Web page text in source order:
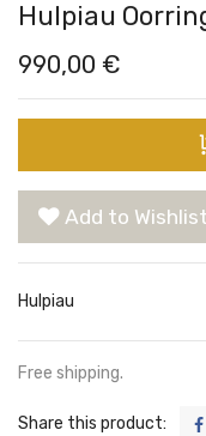
Hulpiau
990,00 €
Add to Wishlist
Hulpiau
Free shipping.
Share this product: